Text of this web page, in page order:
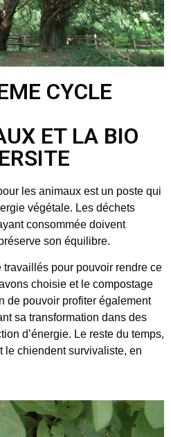
CYCLE
ET LA BIO
les animaux est un poste qui
végétale. Les déchets
consommée doivent
son équilibre.
pour pouvoir rendre ce
choisie et le compostage
de pouvoir profiter également
sa transformation dans des
d’énergie. Le reste du temps,
le chiendent survivaliste, en